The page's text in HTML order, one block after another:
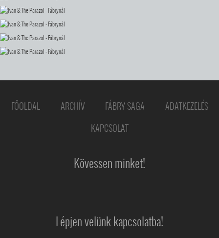
FŐOLDAL ARCHÍV FÁBRY SAGA
ADATKEZELÉS
KAPCSOLAT
Kövessen minket!
Lépjen velünk kapcsolatba!